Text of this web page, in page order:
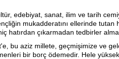
edebiyat, sanat, ilim ve tarih
mukadderatını ellerinde
hatırdan çıkarmadan tedbirler
bu aziz millete, geçmişimize ve
bir borç ödemedir. Hele